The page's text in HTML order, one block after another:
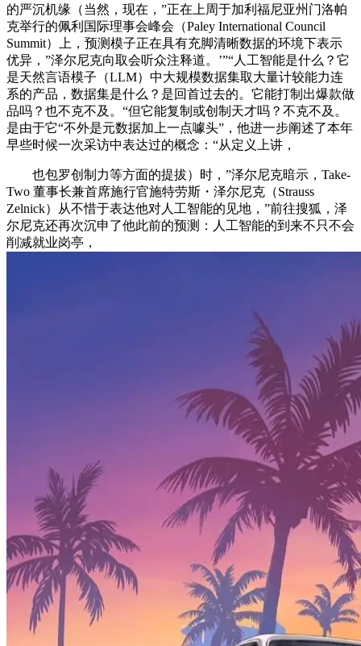
的严沉机缘（当然，现在，”正在上周于加利福尼亚州门洛帕
克举行的佩利国际理事会峰会（Paley International Council
Summit）上，预测模子正在具有充脚清晰数据的环境下表示
优异，”泽尔尼克向取会听众注释道。’”“人工智能是什么？它
是天然言语模子（LLM）中大规模数据集取大量计较能力连
系的产品，数据集是什么？是回首过去的。它能打制出爆款做
品吗？也不克不及。“但它能复制或创制天才吗？不克不及。
是由于它“不外是元数据加上一点噱头”，他进一步阐述了本年
早些时候一次采访中表达过的概念：“从定义上讲，
也包罗创制力等方面的提拔）时，”泽尔尼克暗示，Take-
Two 董事长兼首席施行官施特劳斯・泽尔尼克（Strauss
Zelnick）从不惜于表达他对人工智能的见地，”前往搜狐，泽
尔尼克还再次沉申了他此前的预测：人工智能的到来不只不会
削减就业岗亭，